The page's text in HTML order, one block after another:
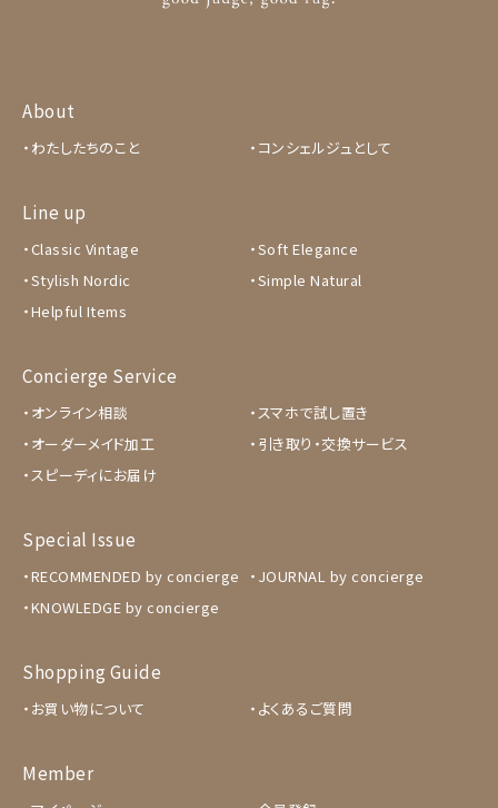
About
わたしたちのこと コンシェルジュとして
Line up
Classic Vintage
Soft Elegance
Stylish Nordic
Simple Natural
Helpful Items
Concierge Service
オンライン相談
スマホで試し置き
オーダーメイド加工
引き取り・交換サービス
スピーディにお届け
Special Issue
RECOMMENDED by concierge
JOURNAL by concierge
KNOWLEDGE by concierge
Shopping Guide
お買い物について よくあるご質問
Member